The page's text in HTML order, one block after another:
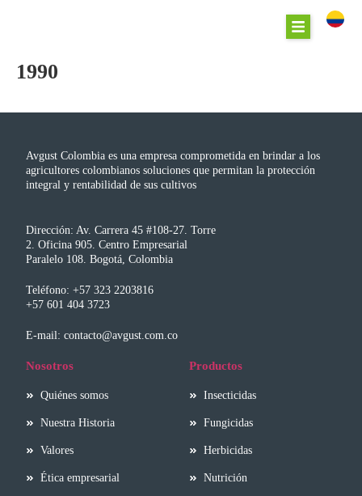
1990
Avgust Colombia es una empresa comprometida en brindar a los
agricultores colombianos soluciones que permitan la protección
integral y rentabilidad de sus cultivos
Dirección: Av. Carrera 45 #108-27. Torre
2. Oficina 905. Centro Empresarial
Paralelo 108. Bogotá, Colombia
Teléfono: +57 323 2203816
+57 601 404 3723
E-mail: contacto@avgust.com.co
Nosotros
Quiénes somos
Nuestra Historia
Valores
Ética empresarial
Productos
Insecticidas
Fungicidas
Herbicidas
Nutrición